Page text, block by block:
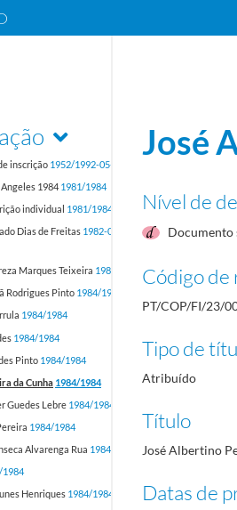
inscrição 1952/1992-05-17
1984 1981/1984
individual 1981/1984
Dias de Freitas 1982-05-12/1982-05-12
Marques Teixeira 1984/1984
Rodrigues Pinto 1984/1984
1984/1984
1984/1984
Pinto 1984/1984
da Cunha 1984/1984
Guedes Lebre 1984/1984
1984/1984
Alvarenga Rua 1984/1984
1984
Henriques 1984/1984
José
Nível de
Documento
Código de
PT/COP/FI/23/
Tipo de
Atribuído
Título
José Albertino
Datas de